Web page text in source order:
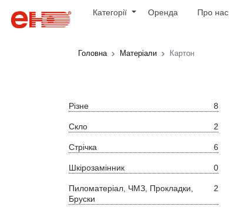
Категорії Оренда Про нас
Головна Матеріали Картон
Різне 8
Скло 2
Стрічка 6
Шкірозамінник 0
Пиломатеріал, ЧМЗ, Прокладки,
Бруски
2